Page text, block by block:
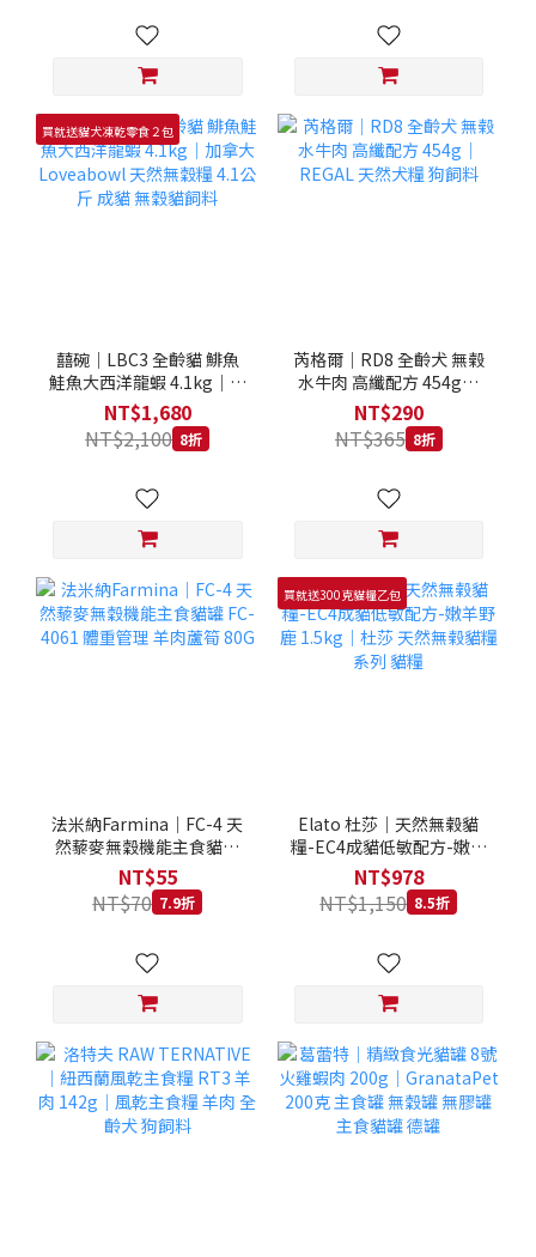
買就送貓犬凍乾零食２包
囍碗｜LBC3 全齡貓 鯡魚
鮭魚大西洋龍蝦 4.1kg｜加
拿大 Loveabowl 天然無穀
糧 4.1公斤 成貓 無穀貓飼
料
NT$1,680
NT$2,100 8折
芮格爾｜RD8 全齡犬 無榖
水牛肉 高纖配方 454g｜
REGAL 天然犬糧 狗飼料
NT$290
NT$365 8折
法米納Farmina｜FC-4 天
然藜麥無穀機能主食貓罐
FC-4061 體重管理 羊肉蘆
筍 80G
NT$55
NT$70 7.9折
買就送300克貓糧乙包
Elato 杜莎｜天然無榖貓
糧-EC4成貓低敏配方-嫩羊
野鹿 1.5kg｜杜莎 天然無
榖貓糧系列 貓糧
NT$978
NT$1,150 8.5折